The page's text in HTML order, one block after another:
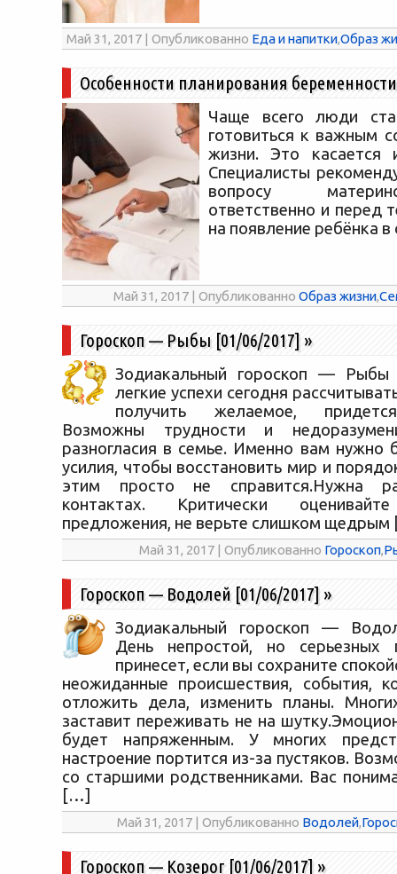
Май 31, 2017 | Опубликованно Еда и напитки,Образ
Особенности планирования беременности
Чаще всего люди
готовиться к важным
жизни. Это касается
Специалисты
вопросу
ответственно и перед
на появление ребёнка в
Май 31, 2017 | Опубликованно Образ жизни,
Гороскоп — Рыбы [01/06/2017] »
Зодиакальный гороскоп —
легкие успехи сегодня
получить желаемое,
Возможны трудности и
разногласия в семье. Именно вам нужно
усилия, чтобы восстановить мир и
этим просто не справится.Нужна
контактах. Критически
предложения, не верьте слишком
Май 31, 2017 | Опубликованно Гороскоп,
Гороскоп — Водолей [01/06/2017] »
Зодиакальный гороскоп —
День непростой, но
принесет, если вы сохраните
неожиданные происшествия, события,
отложить дела, изменить планы.
заставит переживать не на
будет напряженным. У многих
настроение портится из-за пустяков.
со старшими родственниками. Вас
[…]
Май 31, 2017 | Опубликованно Водолей,
Гороскоп — Козерог [01/06/2017] »